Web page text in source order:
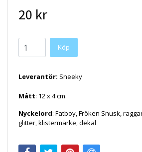
20 kr
Köp
Leverantör: Sneeky
Mått: 12 x 4 cm.
Nyckelord: Fatboy, Fröken Snusk,
glitter, klistermärke, dekal